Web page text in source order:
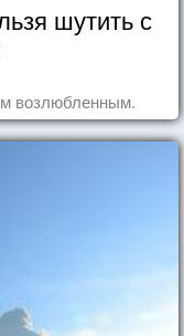
шутить с
возлюбленным.